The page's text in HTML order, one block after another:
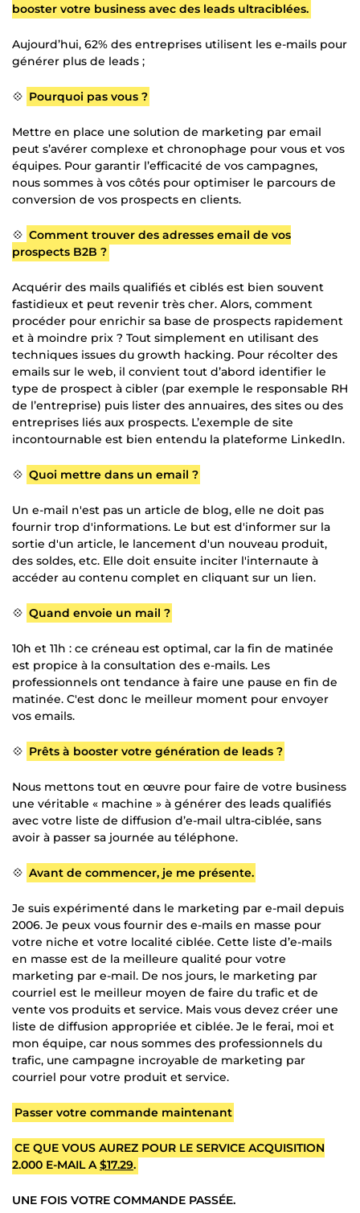
booster votre business avec des leads ultraciblées.
Aujourd’hui, 62% des entreprises utilisent les e-mails pour
générer plus de leads ;
💠 Pourquoi pas vous ?
Mettre en place une solution de marketing par email
peut s’avérer complexe et chronophage pour vous et vos
équipes. Pour garantir l’efficacité de vos campagnes,
nous sommes à vos côtés pour optimiser le parcours de
conversion de vos prospects en clients.
💠 Comment trouver des adresses email de vos
prospects B2B ?
Acquérir des mails qualifiés et ciblés est bien souvent
fastidieux et peut revenir très cher. Alors, comment
procéder pour enrichir sa base de prospects rapidement
et à moindre prix ? Tout simplement en utilisant des
techniques issues du growth hacking. Pour récolter des
emails sur le web, il convient tout d’abord identifier le
type de prospect à cibler (par exemple le responsable RH
de l’entreprise) puis lister des annuaires, des sites ou des
entreprises liés aux prospects. L’exemple de site
incontournable est bien entendu la plateforme LinkedIn.
💠 Quoi mettre dans un email ?
Un e-mail n'est pas un article de blog, elle ne doit pas
fournir trop d'informations. Le but est d'informer sur la
sortie d'un article, le lancement d'un nouveau produit,
des soldes, etc. Elle doit ensuite inciter l'internaute à
accéder au contenu complet en cliquant sur un lien.
💠 Quand envoie un mail ?
10h et 11h : ce créneau est optimal, car la fin de matinée
est propice à la consultation des e-mails. Les
professionnels ont tendance à faire une pause en fin de
matinée. C'est donc le meilleur moment pour envoyer
vos emails.
💠 Prêts à booster votre génération de leads ?
Nous mettons tout en œuvre pour faire de votre business
une véritable « machine » à générer des leads qualifiés
avec votre liste de diffusion d’e-mail ultra-ciblée, sans
avoir à passer sa journée au téléphone.
💠 Avant de commencer, je me présente.
Je suis expérimenté dans le marketing par e-mail depuis
2006. Je peux vous fournir des e-mails en masse pour
votre niche et votre localité ciblée. Cette liste d’e-mails
en masse est de la meilleure qualité pour votre
marketing par e-mail. De nos jours, le marketing par
courriel est le meilleur moyen de faire du trafic et de
vente vos produits et service. Mais vous devez créer une
liste de diffusion appropriée et ciblée. Je le ferai, moi et
mon équipe, car nous sommes des professionnels du
trafic, une campagne incroyable de marketing par
courriel pour votre produit et service.
Passer votre commande maintenant
CE QUE VOUS AUREZ POUR LE SERVICE ACQUISITION
2.000 E-MAIL A$17.29.
UNE FOIS VOTRE COMMANDE PASSÉE.